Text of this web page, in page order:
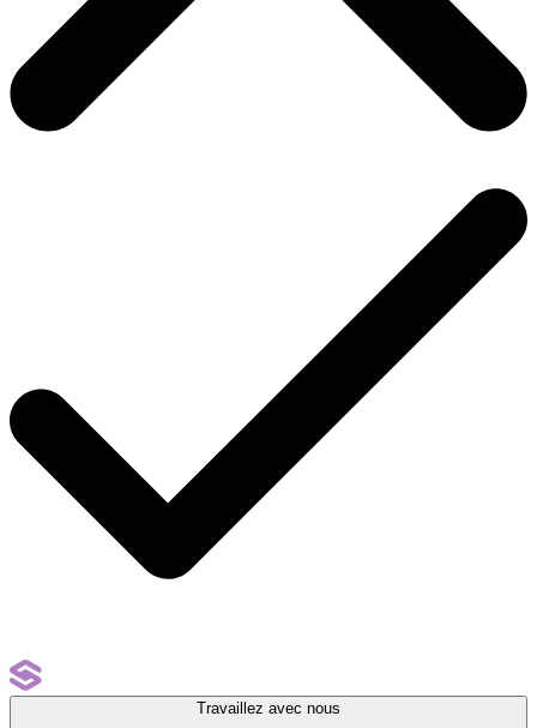
Travaillez avec nous